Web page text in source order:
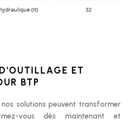
ET
BTP
solutions peuvent transformer
vous dès maintenant et